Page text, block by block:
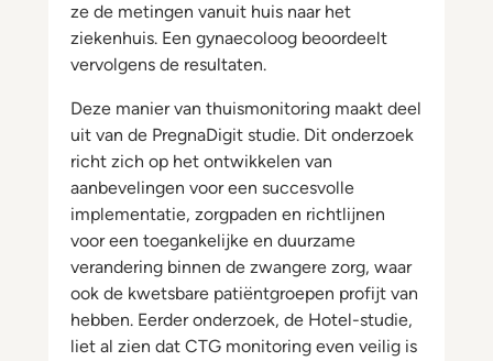
ze de metingen vanuit huis naar het
ziekenhuis. Een gynaecoloog beoordeelt
vervolgens de resultaten.
Deze manier van thuismonitoring maakt deel
uit van de PregnaDigit studie. Dit onderzoek
richt zich op het ontwikkelen van
aanbevelingen voor een succesvolle
implementatie, zorgpaden en richtlijnen
voor een toegankelijke en duurzame
verandering binnen de zwangere zorg, waar
ook de kwetsbare patiëntgroepen profijt van
hebben. Eerder onderzoek, de Hotel-studie,
liet al zien dat CTG monitoring even veilig is